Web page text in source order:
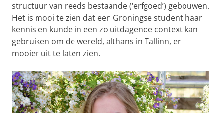
structuur van reeds bestaande (‘erfgoed’) gebouwen.
Het is mooi te zien dat een Groningse student haar
kennis en kunde in een zo uitdagende context kan
gebruiken om de wereld, althans in Tallinn, er
mooier uit te laten zien.